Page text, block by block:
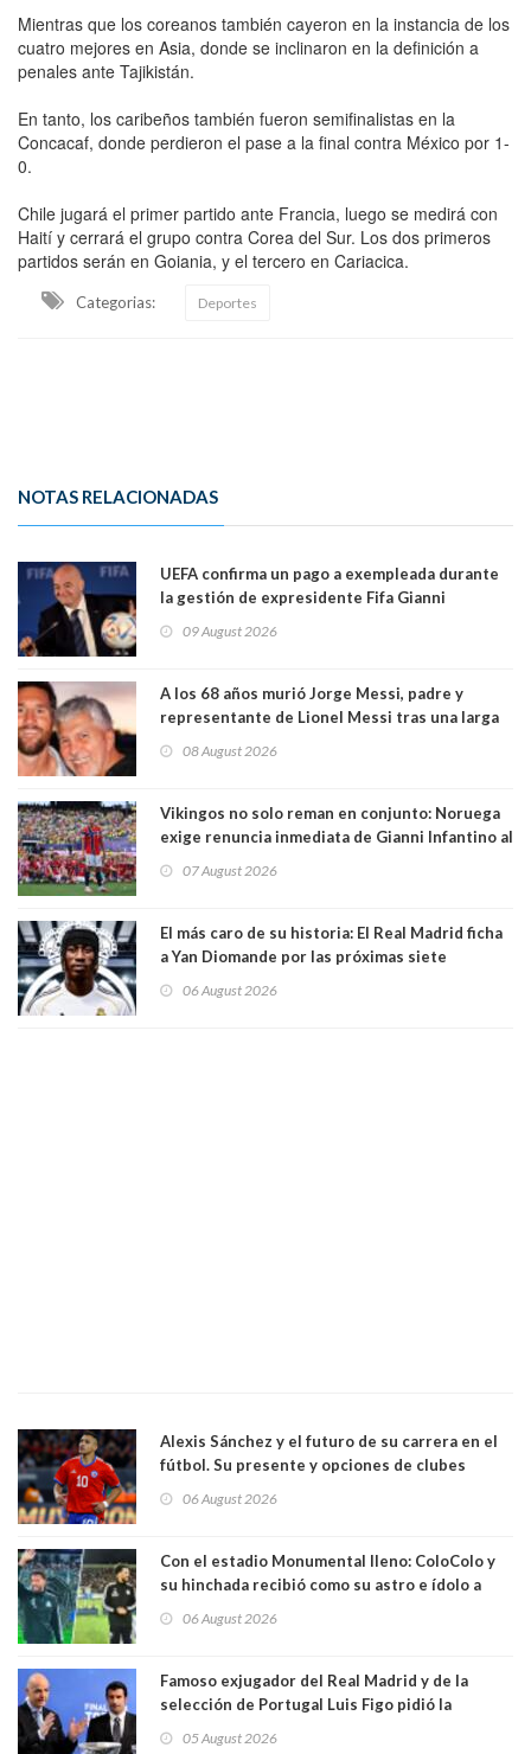
Mientras que los coreanos también cayeron en la instancia de los
cuatro mejores en Asia, donde se inclinaron en la definición a
penales ante Tajikistán.
En tanto, los caribeños también fueron semifinalistas en la
Concacaf, donde perdieron el pase a la final contra México por 1-
0.
Chile jugará el primer partido ante Francia, luego se medirá con
Haití y cerrará el grupo contra Corea del Sur. Los dos primeros
partidos serán en Goiania, y el tercero en Cariacica.
Categorias: Deportes
NOTAS RELACIONADAS
UEFA confirma un pago a exempleada durante
la gestión de expresidente Fifa Gianni
relación sentimental
09 August 2026
A los 68 años murió Jorge Messi, padre y
representante de Lionel Messi tras una larga
08 August 2026
Vikingos no solo reman en conjunto: Noruega
exige renuncia inmediata de Gianni Infantino al
07 August 2026
El más caro de su historia: El Real Madrid ficha
a Yan Diomande por las próximas siete
06 August 2026
Alexis Sánchez y el futuro de su carrera en el
fútbol. Su presente y opciones de clubes
06 August 2026
Con el estadio Monumental lleno: ColoColo y
su hinchada recibió como su astro e ídolo a
06 August 2026
Famoso exjugador del Real Madrid y de la
selección de Portugal Luis Figo pidió la
05 August 2026